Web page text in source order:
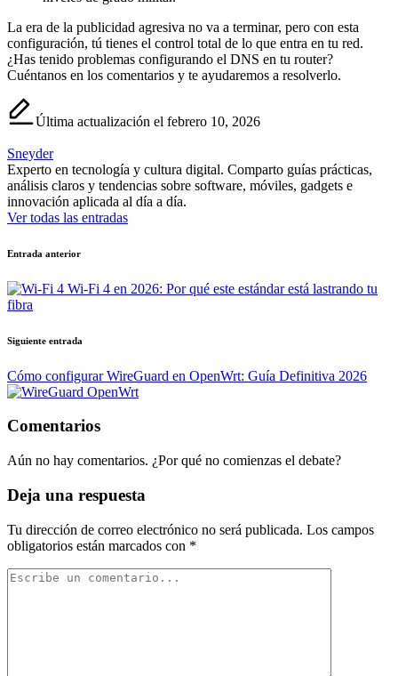
La era de la publicidad agresiva no va a terminar, pero con esta
configuración, tú tienes el control total de lo que entra en tu red.
¿Has tenido problemas configurando el DNS en tu router?
Cuéntanos en los comentarios y te ayudaremos a resolverlo.
Última actualización el febrero 10, 2026
Sneyder
Experto en tecnología y cultura digital. Comparto guías prácticas,
análisis claros y tendencias sobre software, móviles, gadgets e
innovación aplicada al día a día.
Ver todas las entradas
Navegación
de
entradas
Entrada anterior
Wi-Fi 4 en 2026: Por qué este estándar está lastrando tu
fibra
Siguiente entrada
Cómo configurar WireGuard en OpenWrt: Guía Definitiva 2026
Comentarios
Aún no hay comentarios. ¿Por qué no comienzas el debate?
Deja una respuesta
Tu dirección de correo electrónico no será publicada. Los campos
obligatorios están marcados con *